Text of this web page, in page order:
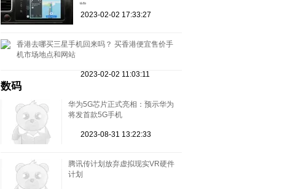
牌
2023-02-02 17:33:27
香港去哪买三星手机回来吗？ 买香港便宜售价手
机市场地点和网站
2023-02-02 11:03:11
数码
华为5G芯片正式亮相：预示华为
将发首款5G手机
2023-08-31 13:22:33
腾讯传计划放弃虚拟现实VR硬件
计划